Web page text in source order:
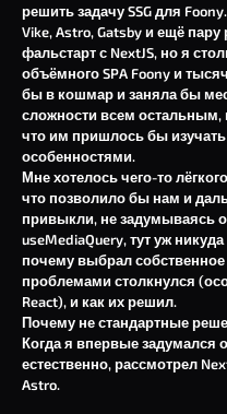
решить задачу SSG для
Vike, Astro, Gatsby и ещё
фальстарт с NextJS, но я
объёмного SPA Foony и
бы в кошмар и заняла бы
сложности всем остальным,
что им пришлось бы изучать
особенностями.
Мне хотелось чего-то
что позволило бы нам и
привыкли, не задумываясь
useMediaQuery, тут уж
почему выбрал
проблемами столкнулся
React), и как их решил.
Почему не стандартные
Когда я впервые задумался
естественно, рассмотрел
Astro.